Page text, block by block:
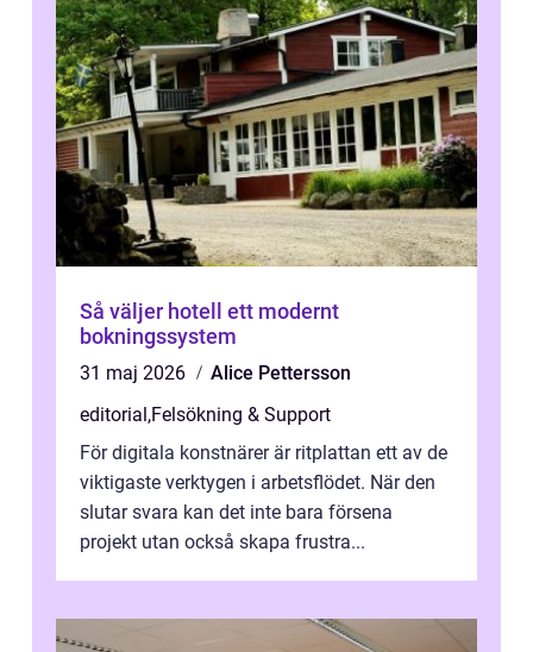
Så väljer hotell ett modernt
bokningssystem
31 maj 2026
Alice Pettersson
editorial,Felsökning & Support
För digitala konstnärer är ritplattan ett av de
viktigaste verktygen i arbetsflödet. När den
slutar svara kan det inte bara försena
projekt utan också skapa frustra...